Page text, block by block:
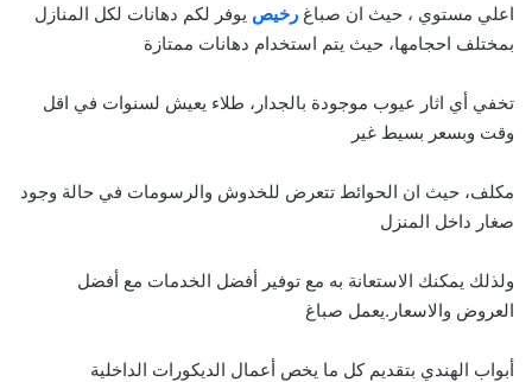
اعلي مستوي ، حيث ان صباغ رخيص يوفر لكم دهانات لكل المنازل
بمختلف احجامها، حيث يتم استخدام دهانات ممتازة
تخفي أي اثار عيوب موجودة بالجدار، طلاء يعيش لسنوات في اقل
وقت وبسعر بسيط غير
مكلف، حيث ان الحوائط تتعرض للخدوش والرسومات في حالة وجود
صغار داخل المنزل
ولذلك يمكنك الاستعانة به مع توفير أفضل الخدمات مع أفضل
العروض والاسعار.يعمل صباغ
أبواب الهندي بتقديم كل ما يخص أعمال الديكورات الداخلية